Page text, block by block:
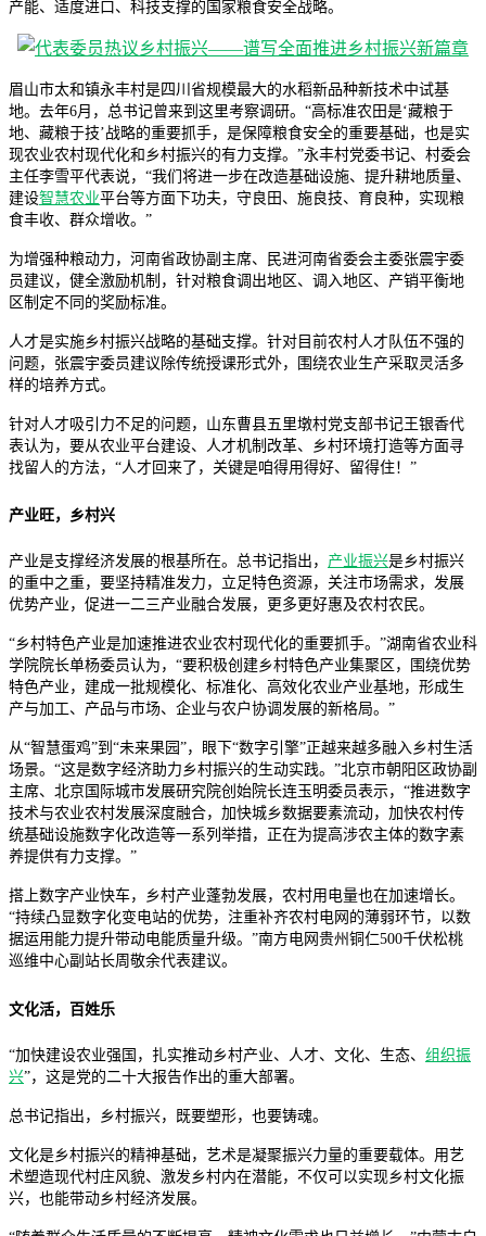
产能、适度进口、科技支撑的国家粮食安全战略。
眉山市太和镇永丰村是四川省规模最大的水稻新品种新技术中试基
地。去年6月，总书记曾来到这里考察调研。“高标准农田是‘藏粮于
地、藏粮于技’战略的重要抓手，是保障粮食安全的重要基础，也是实
现农业农村现代化和乡村振兴的有力支撑。”永丰村党委书记、村委会
主任李雪平代表说，“我们将进一步在改造基础设施、提升耕地质量、
建设智慧农业平台等方面下功夫，守良田、施良技、育良种，实现粮
食丰收、群众增收。”
为增强种粮动力，河南省政协副主席、民进河南省委会主委张震宇委
员建议，健全激励机制，针对粮食调出地区、调入地区、产销平衡地
区制定不同的奖励标准。
人才是实施乡村振兴战略的基础支撑。针对目前农村人才队伍不强的
问题，张震宇委员建议除传统授课形式外，围绕农业生产采取灵活多
样的培养方式。
针对人才吸引力不足的问题，山东曹县五里墩村党支部书记王银香代
表认为，要从农业平台建设、人才机制改革、乡村环境打造等方面寻
找留人的方法，“人才回来了，关键是咱得用得好、留得住！”
产业旺，乡村兴
产业是支撑经济发展的根基所在。总书记指出， 产业振兴是乡村振兴
的重中之重，要坚持精准发力，立足特色资源，关注市场需求，发展
优势产业，促进一二三产业融合发展，更多更好惠及农村农民。
“乡村特色产业是加速推进农业农村现代化的重要抓手。”湖南省农业科
学院院长单杨委员认为，“要积极创建乡村特色产业集聚区，围绕优势
特色产业，建成一批规模化、标准化、高效化农业产业基地，形成生
产与加工、产品与市场、企业与农户协调发展的新格局。”
从“智慧蛋鸡”到“未来果园”，眼下“数字引擎”正越来越多融入乡村生活
场景。“这是数字经济助力乡村振兴的生动实践。”北京市朝阳区政协副
主席、北京国际城市发展研究院创始院长连玉明委员表示，“推进数字
技术与农业农村发展深度融合，加快城乡数据要素流动，加快农村传
统基础设施数字化改造等一系列举措，正在为提高涉农主体的数字素
养提供有力支撑。”
搭上数字产业快车，乡村产业蓬勃发展，农村用电量也在加速增长。
“持续凸显数字化变电站的优势，注重补齐农村电网的薄弱环节，以数
据运用能力提升带动电能质量升级。”南方电网贵州铜仁500千伏松桃
巡维中心副站长周敬余代表建议。
文化活，百姓乐
“加快建设农业强国，扎实推动乡村产业、人才、文化、生态、 组织振
兴”，这是党的二十大报告作出的重大部署。
总书记指出，乡村振兴，既要塑形，也要铸魂。
文化是乡村振兴的精神基础，艺术是凝聚振兴力量的重要载体。用艺
术塑造现代村庄风貌、激发乡村内在潜能，不仅可以实现乡村文化振
兴，也能带动乡村经济发展。